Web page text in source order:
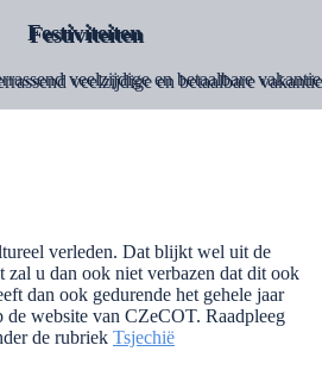
Festiviteiten
veelzijdige en betaalbare vakantie
verleden. Dat blijkt wel uit de
zal u dan ook niet verbazen dat dit ook
dan ook gedurende het gehele jaar
de website van CZeCOT. Raadpleeg
de rubriek Tsjechië